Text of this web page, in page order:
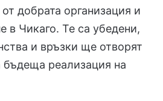
добрата организация и
в Чикаго. Те са убедени,
и връзки ще отворят
бъдеща реализация на